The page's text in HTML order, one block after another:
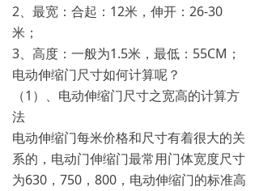
2、最宽：合起：12米，伸开：26-30
米；
3、高度：一般为1.5米，最低：55CM；
电动伸缩门尺寸如何计算呢？
（1）、电动伸缩门尺寸之宽高的计算方
法
电动伸缩门每米价格和尺寸有着很大的关
系的，电动门伸缩门最常用门体宽度尺寸
为630，750，800，电动伸缩门的标准高